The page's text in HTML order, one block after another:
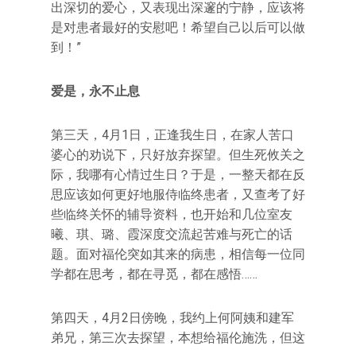
出深切的爱心，又表现出深邃的宁静，应该将
是对患者最好的安慰吧！希望自己以后可以做
到！”
爱是，永不止息
第三天，4月1日，正逢我生日，在家人苦口
婆心的劝说下，只好放弃探望。但生死攸关之
际，我哪有心情过生日？于是，一整天都在反
思应该如何更好地服侍临终患者，又查考了好
些临终关怀的辅导资料，也开始和几位室友
曦、琪、璐、霞深度交流起苦难与死亡的话
题。面对福伦突如其来的病患，相信每一位同
学都在思考，都在寻觅，都在感悟……
第四天，4月2日傍晚，我约上何阿姨和建军
弟兄，第三次去探望，本想给福伦施洗，但这